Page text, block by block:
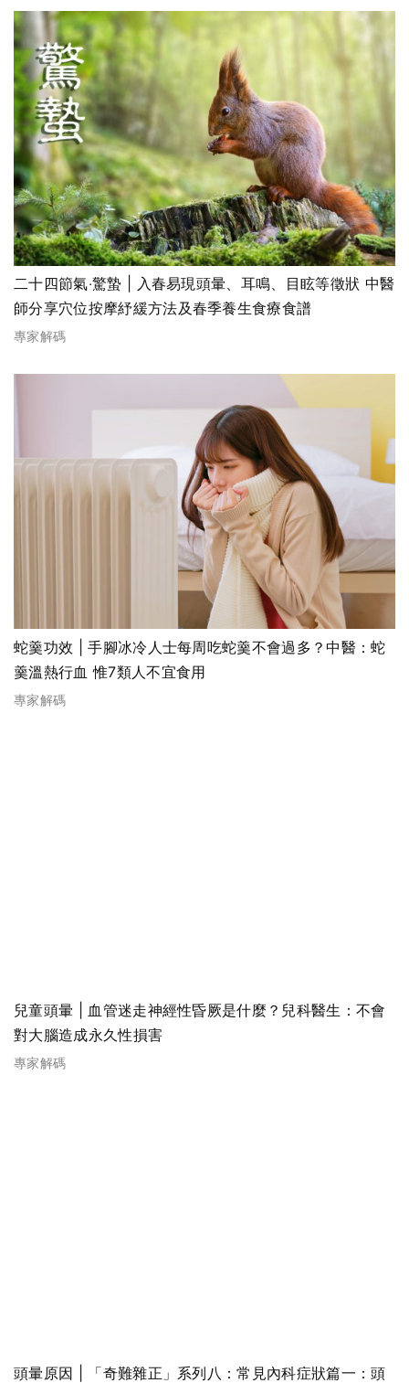
二十四節氣‧驚蟄 | 入春易現頭暈、耳鳴、目眩等徵狀 中醫
師分享穴位按摩紓緩方法及春季養生食療食譜
專家解碼
蛇羹功效 | 手腳冰冷人士每周吃蛇羹不會過多？中醫：蛇
羹溫熱行血 惟7類人不宜食用
專家解碼
兒童頭暈 | 血管迷走神經性昏厥是什麼？兒科醫生：不會
對大腦造成永久性損害
專家解碼
頭暈原因 | 「奇難雜正」系列八：常見內科症狀篇一：頭